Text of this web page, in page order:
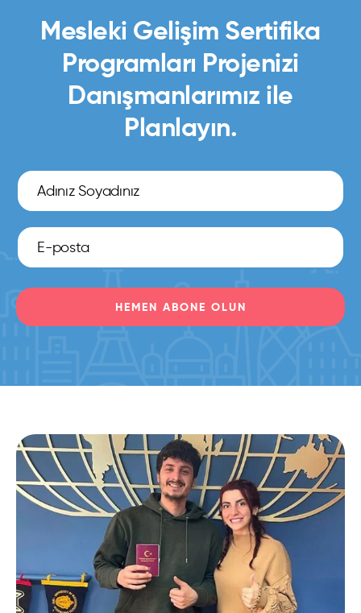
Mesleki Gelişim Sertifika
Programları Projenizi
Danışmanlarımız ile
Planlayın.
HEMEN ABONE OLUN